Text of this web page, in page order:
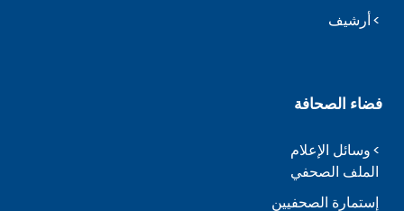
أرشيف
فضاء الصحافة
وسائل الإعلام
الملف الصحفي
إستمارة الصحفيين